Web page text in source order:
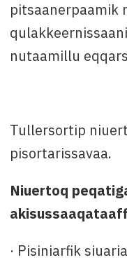
pitsaanerpaamik
nutaamillu
Tullersortip
pisortarissavaa.
Niuertoq
· Pisiniarfik